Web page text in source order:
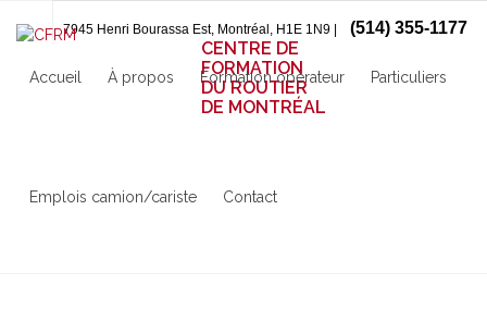
7945 Henri Bourassa Est, Montréal, H1E 1N9 | (514) 355-1177
CENTRE DE
FORMATION
DU ROUTIER
DE MONTRÉAL
Accueil À propos Formation opérateur Particuliers
Emplois camion/cariste Contact